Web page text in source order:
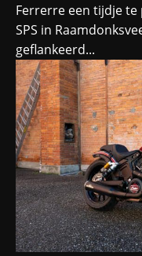
Ferrerre een tijdje
SPS in
geflankeerd...